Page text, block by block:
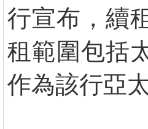
行宣布，續
租範圍包括
作為該行亞